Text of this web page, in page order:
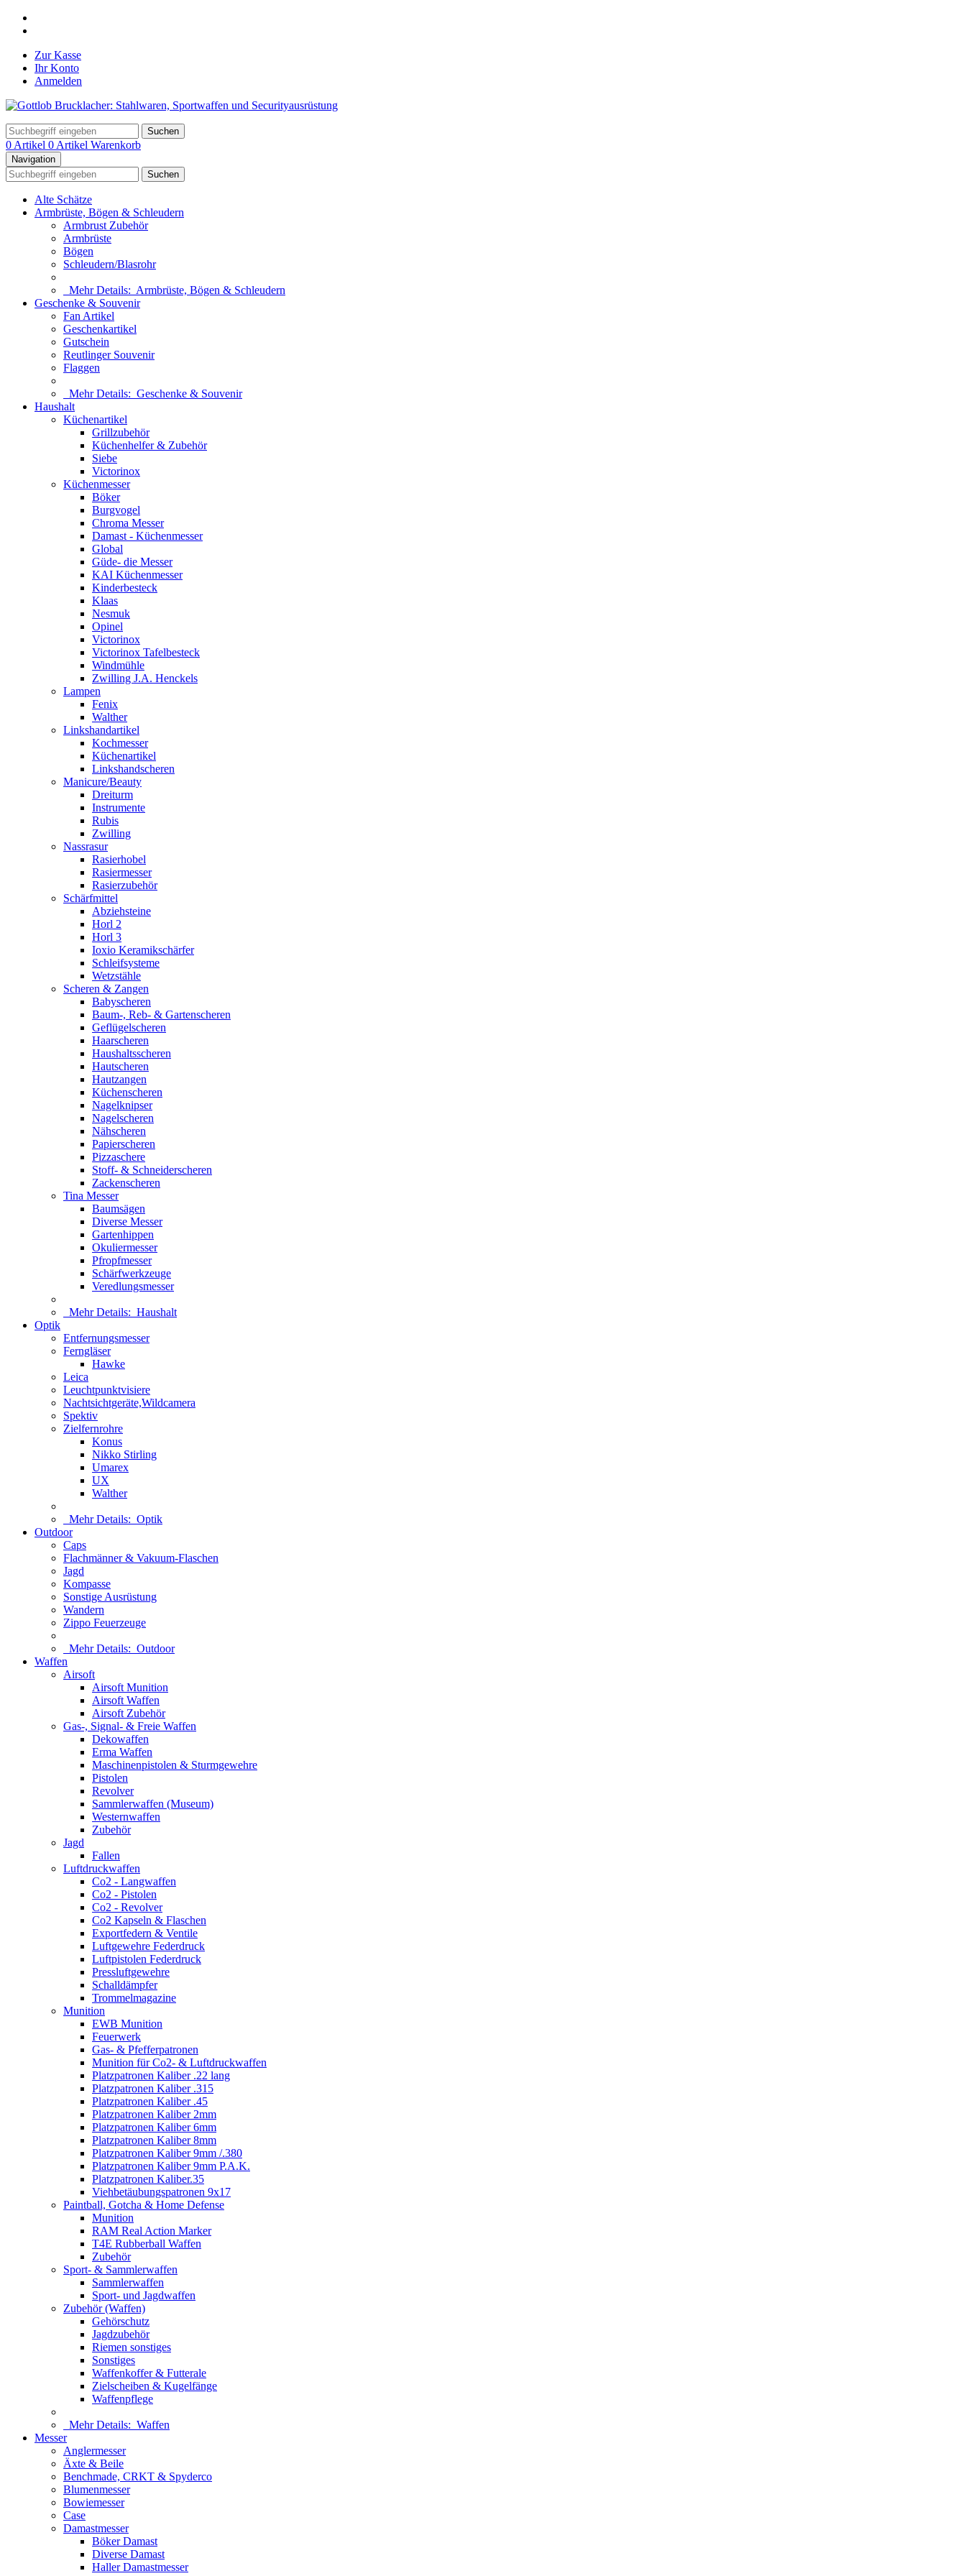
Zur Kasse
Ihr Konto
Anmelden
Suchen
0 Artikel 0 Artikel Warenkorb
Navigation
Suchen
Alte Schätze
Armbrüste, Bögen & Schleudern
Armbrust Zubehör
Armbrüste
Bögen
Schleudern/Blasrohr
Mehr Details: Armbrüste, Bögen & Schleudern
Geschenke & Souvenir
Fan Artikel
Geschenkartikel
Gutschein
Reutlinger Souvenir
Flaggen
Mehr Details: Geschenke & Souvenir
Haushalt
Küchenartikel
Grillzubehör
Küchenhelfer & Zubehör
Siebe
Victorinox
Küchenmesser
Böker
Burgvogel
Chroma Messer
Damast - Küchenmesser
Global
Güde- die Messer
KAI Küchenmesser
Kinderbesteck
Klaas
Nesmuk
Opinel
Victorinox
Victorinox Tafelbesteck
Windmühle
Zwilling J.A. Henckels
Lampen
Fenix
Walther
Linkshandartikel
Kochmesser
Küchenartikel
Linkshandscheren
Manicure/Beauty
Dreiturm
Instrumente
Rubis
Zwilling
Nassrasur
Rasierhobel
Rasiermesser
Rasierzubehör
Schärfmittel
Abziehsteine
Horl 2
Horl 3
Ioxio Keramikschärfer
Schleifsysteme
Wetzstähle
Scheren & Zangen
Babyscheren
Baum-, Reb- & Gartenscheren
Geflügelscheren
Haarscheren
Haushaltsscheren
Hautscheren
Hautzangen
Küchenscheren
Nagelknipser
Nagelscheren
Nähscheren
Papierscheren
Pizzaschere
Stoff- & Schneiderscheren
Zackenscheren
Tina Messer
Baumsägen
Diverse Messer
Gartenhippen
Okuliermesser
Pfropfmesser
Schärfwerkzeuge
Veredlungsmesser
Mehr Details: Haushalt
Optik
Entfernungsmesser
Ferngläser
Hawke
Leica
Leuchtpunktvisiere
Nachtsichtgeräte,Wildcamera
Spektiv
Zielfernrohre
Konus
Nikko Stirling
Umarex
UX
Walther
Mehr Details: Optik
Outdoor
Caps
Flachmänner & Vakuum-Flaschen
Jagd
Kompasse
Sonstige Ausrüstung
Wandern
Zippo Feuerzeuge
Mehr Details: Outdoor
Waffen
Airsoft
Airsoft Munition
Airsoft Waffen
Airsoft Zubehör
Gas-, Signal- & Freie Waffen
Dekowaffen
Erma Waffen
Maschinenpistolen & Sturmgewehre
Pistolen
Revolver
Sammlerwaffen (Museum)
Westernwaffen
Zubehör
Jagd
Fallen
Luftdruckwaffen
Co2 - Langwaffen
Co2 - Pistolen
Co2 - Revolver
Co2 Kapseln & Flaschen
Exportfedern & Ventile
Luftgewehre Federdruck
Luftpistolen Federdruck
Pressluftgewehre
Schalldämpfer
Trommelmagazine
Munition
EWB Munition
Feuerwerk
Gas- & Pfefferpatronen
Munition für Co2- & Luftdruckwaffen
Platzpatronen Kaliber .22 lang
Platzpatronen Kaliber .315
Platzpatronen Kaliber .45
Platzpatronen Kaliber 2mm
Platzpatronen Kaliber 6mm
Platzpatronen Kaliber 8mm
Platzpatronen Kaliber 9mm /.380
Platzpatronen Kaliber 9mm P.A.K.
Platzpatronen Kaliber.35
Viehbetäubungspatronen 9x17
Paintball, Gotcha & Home Defense
Munition
RAM Real Action Marker
T4E Rubberball Waffen
Zubehör
Sport- & Sammlerwaffen
Sammlerwaffen
Sport- und Jagdwaffen
Zubehör (Waffen)
Gehörschutz
Jagdzubehör
Riemen sonstiges
Sonstiges
Waffenkoffer & Futterale
Zielscheiben & Kugelfänge
Waffenpflege
Mehr Details: Waffen
Messer
Anglermesser
Äxte & Beile
Benchmade, CRKT & Spyderco
Blumenmesser
Bowiemesser
Case
Damastmesser
Böker Damast
Diverse Damast
Haller Damastmesser